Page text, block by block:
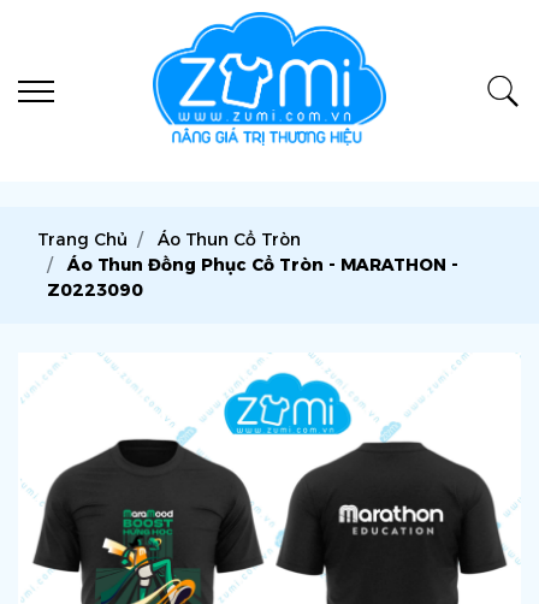
Trang Chủ
Áo Thun Cổ Tròn
Áo Thun Đồng Phục Cổ Tròn - MARATHON -
Z0223090